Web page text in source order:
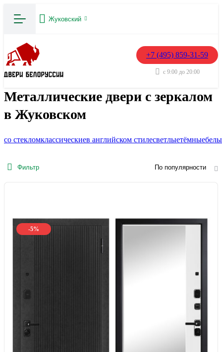
Жуковский
+7 (495) 859-31-59
с 9:00 до 20:00
Металлические двери с зеркалом
в Жуковском
со стекломклассическиев английском стилесветлыетёмные
Фильтр По популярности
-5%